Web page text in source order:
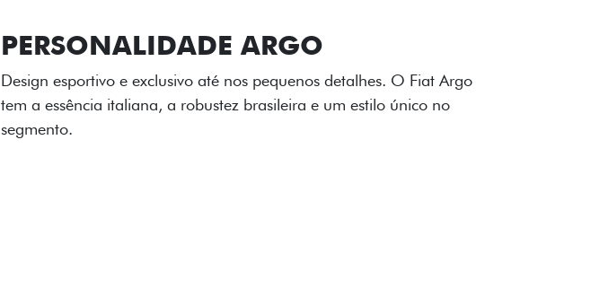
ACABAMENTO E DESIGN INTERNO
A flag italiana e o novo logo Fiat também aparecem no interior do
carro, que possui acabamento impecável e detalhes escurecidos.